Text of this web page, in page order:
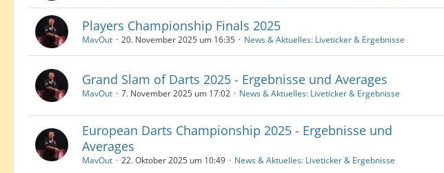
Players Championship Finals 2025
MavOut 20. November 2025 um 16:35 News & Aktuelles: Liveticker & Ergebnisse
Grand Slam of Darts 2025 - Ergebnisse und Averages
MavOut 7. November 2025 um 17:02 News & Aktuelles: Liveticker & Ergebnisse
European Darts Championship 2025 - Ergebnisse und
Averages
MavOut 22. Oktober 2025 um 10:49 News & Aktuelles: Liveticker & Ergebnisse